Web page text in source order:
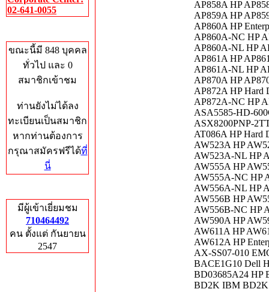
02-641-0055
ขณะนี้มี 848 บุคคล
ทั่วไป และ 0
สมาชิกเข้าชม
ท่านยังไม่ได้ลง
ทะเบียนเป็นสมาชิก
หากท่านต้องการ
กรุณาสมัครฟรีได้ที่
นี่
มีผู้เข้าเยี่ยมชม
710464492
คน ตั้งแต่ กันยายน
2547
AP858A HP
AP859A HP
AP860A HP
AP860A-NC HP
AP860A-NL HP
AP861A HP
AP861A-NL HP
AP870A HP
AP872A HP Hard
AP872A-NC HP
ASA5585-HD-
ASX8200PNP-
AT086A HP Hard
AW523A HP
AW523A-NL HP
AW555A HP
AW555A-NC HP
AW556A-NL HP
AW556B HP
AW556B-NC HP
AW590A HP
AW611A HP
AW612A HP
AX-SS07-010
BACE1G10 Dell
BD03685A24 HP
BD2K IBM BD2K